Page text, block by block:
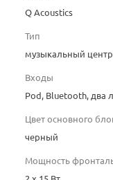
Q Acoustics
Тип
музыкальный центр
Входы
Pod, Bluetooth, два
Цвет основного
черный
Мощность